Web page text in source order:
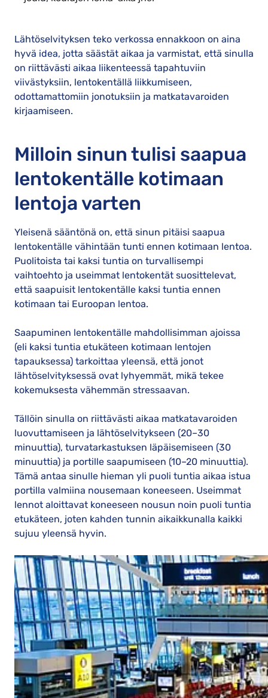
Lähtöselvityksen teko verkossa ennakkoon on aina
hyvä idea, jotta säästät aikaa ja varmistat, että sinulla
on riittävästi aikaa liikenteessä tapahtuviin
viivästyksiin, lentokentällä liikkumiseen,
odottamattomiin jonotuksiin ja matkatavaroiden
kirjaamiseen.
Milloin sinun tulisi saapua
lentokentälle kotimaan
lentoja varten
Yleisenä sääntönä on, että sinun pitäisi saapua
lentokentälle vähintään tunti ennen kotimaan lentoa.
Puolitoista tai kaksi tuntia on turvallisempi
vaihtoehto ja useimmat lentokentät suosittelevat,
että saapuisit lentokentälle kaksi tuntia ennen
kotimaan tai Euroopan lentoa.
Saapuminen lentokentälle mahdollisimman ajoissa
(eli kaksi tuntia etukäteen kotimaan lentojen
tapauksessa) tarkoittaa yleensä, että jonot
lähtöselvityksessä ovat lyhyemmät, mikä tekee
kokemuksesta vähemmän stressaavan.
Tällöin sinulla on riittävästi aikaa matkatavaroiden
luovuttamiseen ja lähtöselvitykseen (20–30
minuuttia), turvatarkastuksen läpäisemiseen (30
minuuttia) ja portille saapumiseen (10–20 minuuttia).
Tämä antaa sinulle hieman yli puoli tuntia aikaa istua
portilla valmiina nousemaan koneeseen. Useimmat
lennot aloittavat koneeseen nousun noin puoli tuntia
etukäteen, joten kahden tunnin aikaikkunalla kaikki
sujuu yleensä hyvin.